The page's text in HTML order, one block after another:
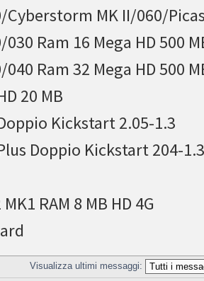
MK II/060/
Ram 16 Mega HD 500
Ram 32 Mega HD 500
20 MB
Kickstart 2.05-1.3
Doppio Kickstart 204-
RAM 8 MB HD 4G
Visualizza ultimi messaggi: